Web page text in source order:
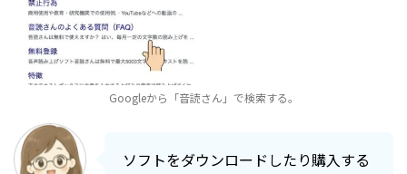
Googleから「音読さん」で検索する。
ソフトをダウンロードしたり購入する